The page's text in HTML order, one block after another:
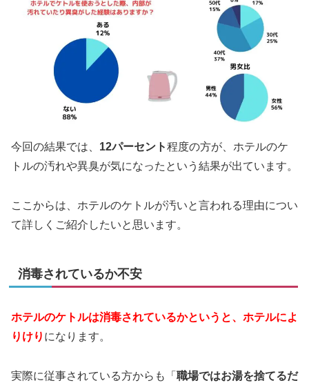
今回の結果では、 12パーセント程度の方が、ホテルのケ
トルの汚れや異臭が気になったという結果が出ています。
ここからは、ホテルのケトルが汚いと言われる理由につい
て詳しくご紹介したいと思います。
消毒されているか不安
ホテルのケトルは消毒されているかというと、ホテルによ
りけり になります。
実際に従事されている方からも「 職場ではお湯を捨てるだ